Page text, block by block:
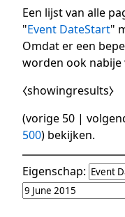
Een lijst van alle
"Event DateStart"
Omdat er een
worden ook nabije
⧼showingresults⧽
(vorige 50 |
500) bekijken.
Eigenschap: